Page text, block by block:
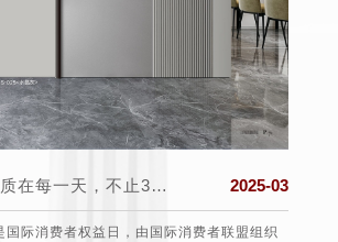
福美迪木门丨质在每一天，不止315！ 2025-03
际消费者权益日，由国际消费者联盟组织